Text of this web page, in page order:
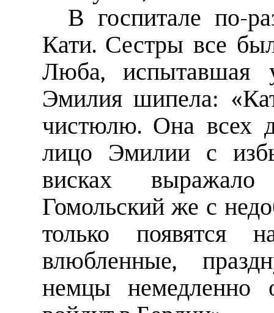
В госпитале по-
Кати. Сестры все
Люба, испытавшая
Эмилия шипела:
чистюлю. Она всех
лицо Эмилии с
висках выражало
Гомольский же с
только появятся
влюбленные,
немцы немедленно